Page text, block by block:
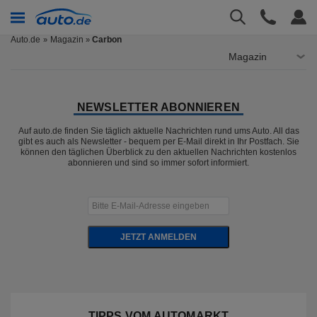
Auto.de Magazin » Carbon
Magazin
NEWSLETTER ABONNIEREN
Auf auto.de finden Sie täglich aktuelle Nachrichten rund ums Auto. All das
gibt es auch als Newsletter - bequem per E-Mail direkt in Ihr Postfach. Sie
können den täglichen Überblick zu den aktuellen Nachrichten kostenlos
abonnieren und sind so immer sofort informiert.
JETZT ANMELDEN